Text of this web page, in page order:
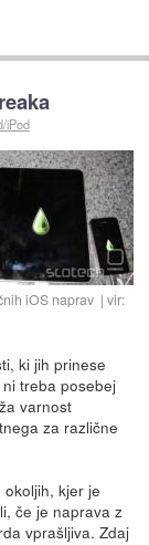
iPod
iOS naprav
vir:
ki jih prinese
treba posebej
varnost
za različne
kjer je
če je naprava z
vprašljiva. Zdaj